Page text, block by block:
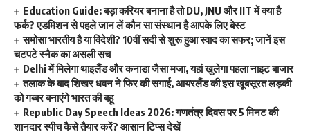
Education Guide: बड़ा करियर बनाना है तो DU, JNU और IIT में क्या है
फर्क? एडमिशन से पहले जान लें कौन सा संस्थान है आपके लिए बेस्ट
समोसा भारतीय है या विदेशी? 10वीं सदी से शुरू हुआ स्वाद का सफर; जानें इस
चटपटे स्नैक का असली सच
Delhi में मिलेगा थाइलैंड और कनाडा जैसा मजा, यहां खुलेगा पहला नाइट बाजार
तलाक के बाद शिखर धवन ने फिर की सगाई, आयरलैंड की इस खूबसूरत लड़की
को गब्बर बनाएंगे भारत की बहू
Republic Day Speech Ideas 2026: गणतंत्र दिवस पर 5 मिनट की
शानदार स्पीच कैसे तैयार करें? आसान टिप्स देखें